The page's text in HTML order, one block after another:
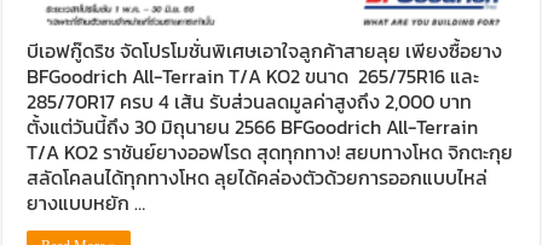
บีเอฟกู๊ดริช จัดโปรโมชั่นพิเศษเอาใจลูกค้าสายลุย เพียงซื้อยาง
BFGoodrich All-Terrain T/A KO2 ขนาด 265/75R16 และ
285/70R17 ครบ 4 เส้น รับส่วนลดมูลค่าสูงถึง 2,000 บาท
ตั้งแต่วันนี้ถึง 30 มิถุนายน 2566 BFGoodrich All-Terrain
T/A KO2 ราชันย์ยางออฟโรด สุดทุกทาง! สยบทางโหด จิกตะกุย
สลัดโคลนได้ทุกทางโหด ลุยได้คล่องตัวด้วยการออกแบบไหล่
ยางแบบหยัก …